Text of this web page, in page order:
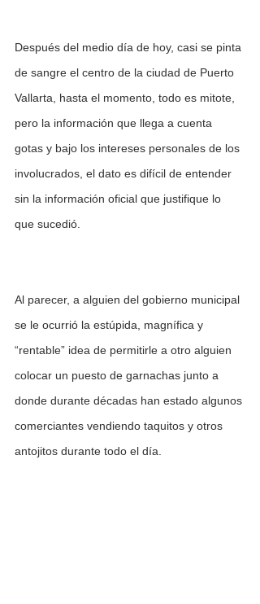
Después del medio día de hoy, casi se pinta
de sangre el centro de la ciudad de Puerto
Vallarta, hasta el momento, todo es mitote,
pero la información que llega a cuenta
gotas y bajo los intereses personales de los
involucrados, el dato es difícil de entender
sin la información oficial que justifique lo
que sucedió.
Al parecer, a alguien del gobierno municipal
se le ocurrió la estúpida, magnífica y
“rentable” idea de permitirle a otro alguien
colocar un puesto de garnachas junto a
donde durante décadas han estado algunos
comerciantes vendiendo taquitos y otros
antojitos durante todo el día.